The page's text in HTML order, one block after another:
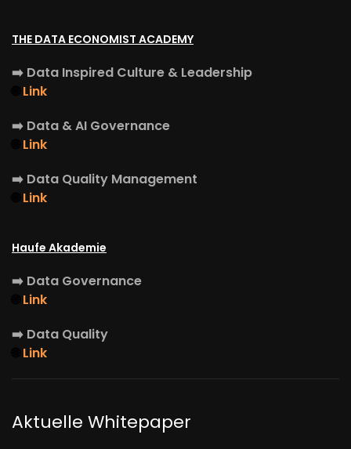
THE DATA ECONOMIST ACADEMY
➡️ Data Inspired Culture & Leadership
Link
➡️ Data & AI Governance
Link
➡️ Data Quality Management
Link
Haufe Akademie
➡️ Data Governance
Link
➡️ Data Quality
Link
Aktuelle Whitepaper